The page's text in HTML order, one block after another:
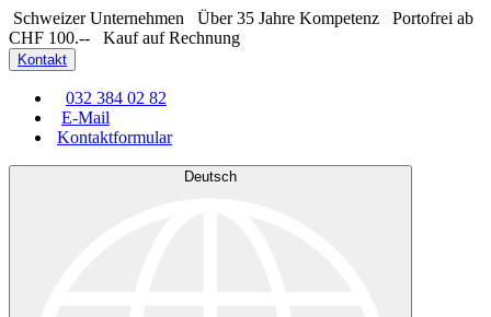
Schweizer Unternehmen Über 35 Jahre Kompetenz
Portofrei ab
CHF 100.--
Kauf auf Rechnung
Kontakt
032 384 02 82
E-Mail
Kontaktformular
Deutsch